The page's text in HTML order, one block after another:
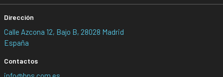
Dirección
Calle Azcona 12, Bajo B, 28028 Madrid
España
Contactos